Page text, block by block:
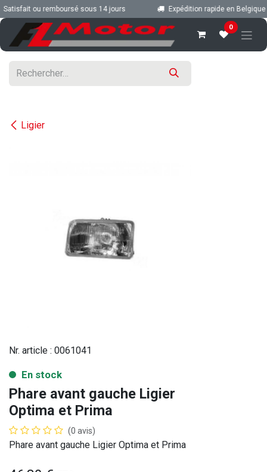
Se rendre au contenu
ou remboursé sous 14 jours Expédition rapide en Belgique
0
Ligier
Nr. article : 0061041
En stock
Phare avant gauche Ligier
Optima et Prima
(0 avis)
Phare avant gauche Ligier Optima et Prima